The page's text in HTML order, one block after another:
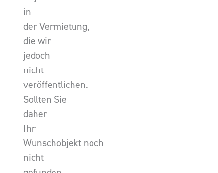
in
der Vermietung,
die wir
jedoch
nicht
veröffentlichen.
Sollten Sie
daher
Ihr
Wunschobjekt noch
nicht